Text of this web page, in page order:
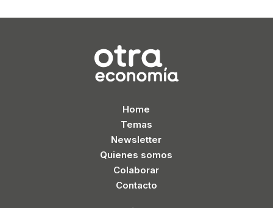
Home
Temas
Newsletter
Quienes somos
Colaborar
Contacto